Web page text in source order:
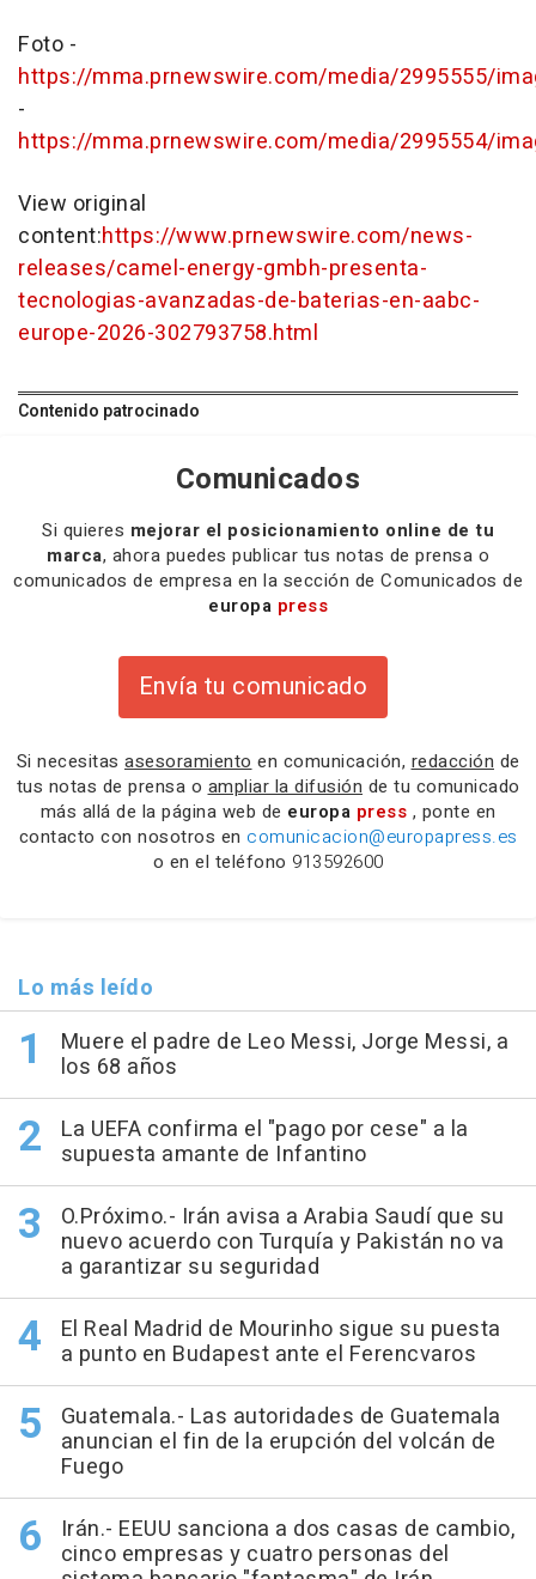
Foto -
https://mma.prnewswire.com/media/2995555/
-
https://mma.prnewswire.com/media/2995554/
View original
content:https://www.prnewswire.com/news-
releases/camel-energy-gmbh-presenta-
tecnologias-avanzadas-de-baterias-en-aabc-
europe-2026-302793758.html
Contenido patrocinado
Comunicados
Si quieres mejorar el posicionamiento online de tu
marca, ahora puedes publicar tus notas de prensa o
comunicados de empresa en la sección de Comunicados de
europa press
Envía tu comunicado
Si necesitas asesoramiento en comunicación, redacción de
tus notas de prensa o ampliar la difusión de tu comunicado
más allá de la página web de europa press , ponte en
contacto con nosotros en comunicacion@europapress.es
o en el teléfono 913592600
Lo más leído
Muere el padre de Leo Messi, Jorge Messi, a
los 68 años
La UEFA confirma el "pago por cese" a la
supuesta amante de Infantino
O.Próximo.- Irán avisa a Arabia Saudí que su
nuevo acuerdo con Turquía y Pakistán no va
a garantizar su seguridad
El Real Madrid de Mourinho sigue su puesta
a punto en Budapest ante el Ferencvaros
Guatemala.- Las autoridades de Guatemala
anuncian el fin de la erupción del volcán de
Fuego
Irán.- EEUU sanciona a dos casas de cambio,
cinco empresas y cuatro personas del